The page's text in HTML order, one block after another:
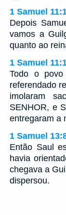
1 Samuel
Depois
vamos a
quanto ao
1 Samuel
Todo o
referendado
imolaram
SENHOR, e
entregaram a
1 Samuel
Então Saul
havia
chegava a
dispersou.